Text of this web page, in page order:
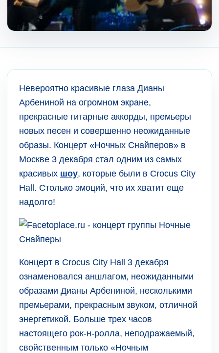
Невероятно красивые глаза Дианы
Арбениной на огромном экране,
прекрасные гитарные аккорды, премьеры
новых песен и совершенно неожиданные
образы. Концерт «Ночных Снайперов» в
Москве 3 декабря стал одним из самых
красивых шоу, которые были в Crocus City
Hall. Столько эмоций, что их хватит еще
надолго!
Концерт в Crocus City Hall 3 декабря
ознаменовался аншлагом, неожиданными
образами Дианы Арбениной, несколькими
премьерами, прекрасным звуком, отличной
энергетикой. Больше трех часов
настоящего рок-н-ролла, неподражаемый,
свойственным только «Ночным